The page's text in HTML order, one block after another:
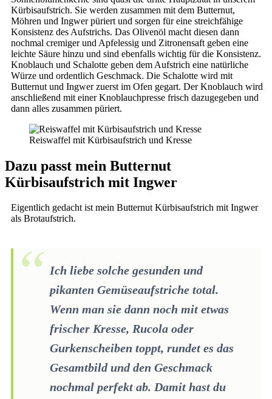
Kürbisaufstrich. Sie werden zusammen mit dem Butternut,
Möhren und Ingwer püriert und sorgen für eine streichfähige
Konsistenz des Aufstrichs. Das Olivenöl macht diesen dann
nochmal cremiger und Apfelessig und Zitronensaft geben eine
leichte Säure hinzu und sind ebenfalls wichtig für die Konsistenz.
Knoblauch und Schalotte geben dem Aufstrich eine natürliche
Würze und ordentlich Geschmack. Die Schalotte wird mit
Butternut und Ingwer zuerst im Ofen gegart. Der Knoblauch wird
anschließend mit einer Knoblauchpresse frisch dazugegeben und
dann alles zusammen püriert.
Reiswaffel mit Kürbisaufstrich und Kresse
Dazu passt mein Butternut
Kürbisaufstrich mit Ingwer
Eigentlich gedacht ist mein Butternut Kürbisaufstrich mit Ingwer
als Brotaufstrich.
Ich liebe solche gesunden und
pikanten Gemüseaufstriche total.
Wenn man sie dann noch mit etwas
frischer Kresse, Rucola oder
Gurkenscheiben toppt, rundet es das
Gesamtbild und den Geschmack
nochmal perfekt ab. Damit hast du